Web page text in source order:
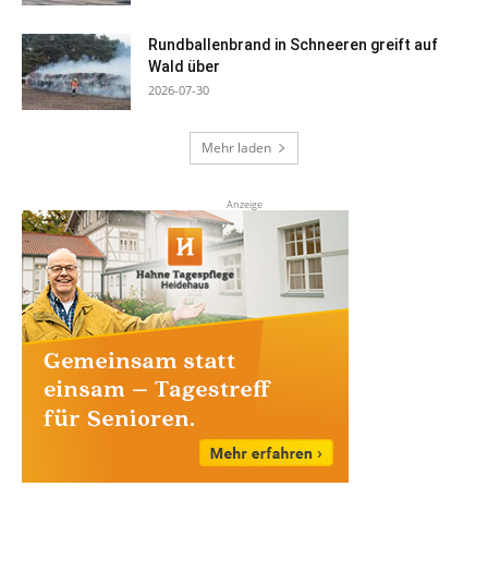
Rundballenbrand in Schneeren greift auf
Wald über
2026-07-30
Mehr laden
Anzeige